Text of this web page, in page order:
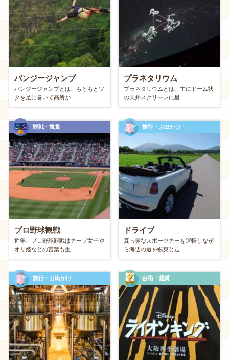
付き合い始めた頃のようなドキドキ感や、新鮮な気持
ちを大切にする楽しみ方です。話題の映画を見に行っ
たり、おしゃれなカフェを開拓したり、季節のイベン
トに出かけたり。普段の生活とは少し違う「非日常」
を二人で味わうことで会話が弾み、マンネリ知らずの
関係が続きます。
同じ空間にいながら、それぞれが好きなことをしてリ
ラックスする楽しみ方です。カフェで読書をしたり、
家で別々のゲームをしたり、あるいは並んで散歩をし
たり。無理に会話をしなくても「一緒にいるだけで安
心する」という空気感を育てる、長続きするカップル
ならではの穏やかなスタイルです。
カップルにおすすめの趣味のメリット
精神面：絆の深まりと安心感
「共通言語」が増える
同じ体験をして、同じものを見て感動することで、二
人だけの話題や思い出（共通言語）が増えていきま
す。「あの時楽しかったね」と笑い合える思い出のス
トックは、二人の関係を支える温かい財産になりま
バンジージャンプ
バンジージャンプとは、もともとツ
タを足に巻いて高所か ...
プラネタリウム
プラネタリウムとは、主にドーム状
の天井スクリーンに星 ...
観戦・観賞
プロ野球観戦
近年、プロ野球観戦はカープ女子や
オリ姫などの言葉も生 ...
旅行・お出かけ
ドライブ
真っ赤なスポーツカーを運転しなが
ら海辺の道を颯爽と走 ...
旅行・お出かけ 芸術・鑑賞